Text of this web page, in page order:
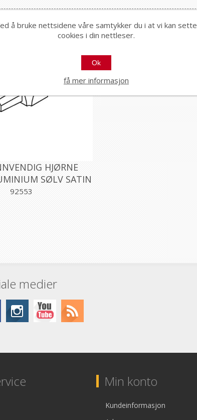
HJØRNE
SØLV SATIN
PROFILPAS
92553
medier
Min konto
Kundeinformasjon
å bruke nettsidene våre samtykker du i at vi kan sette
cookies i din nettleser.
Ok
få mer informasjon